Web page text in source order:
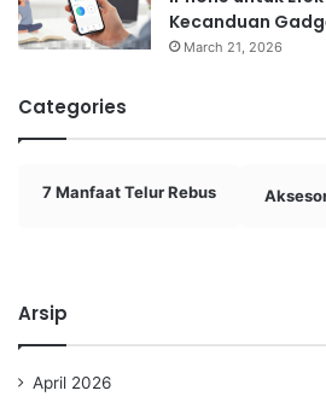
Kecanduan
March 21, 2026
Categories
7 Manfaat Telur Rebus
Arsip
April 2026